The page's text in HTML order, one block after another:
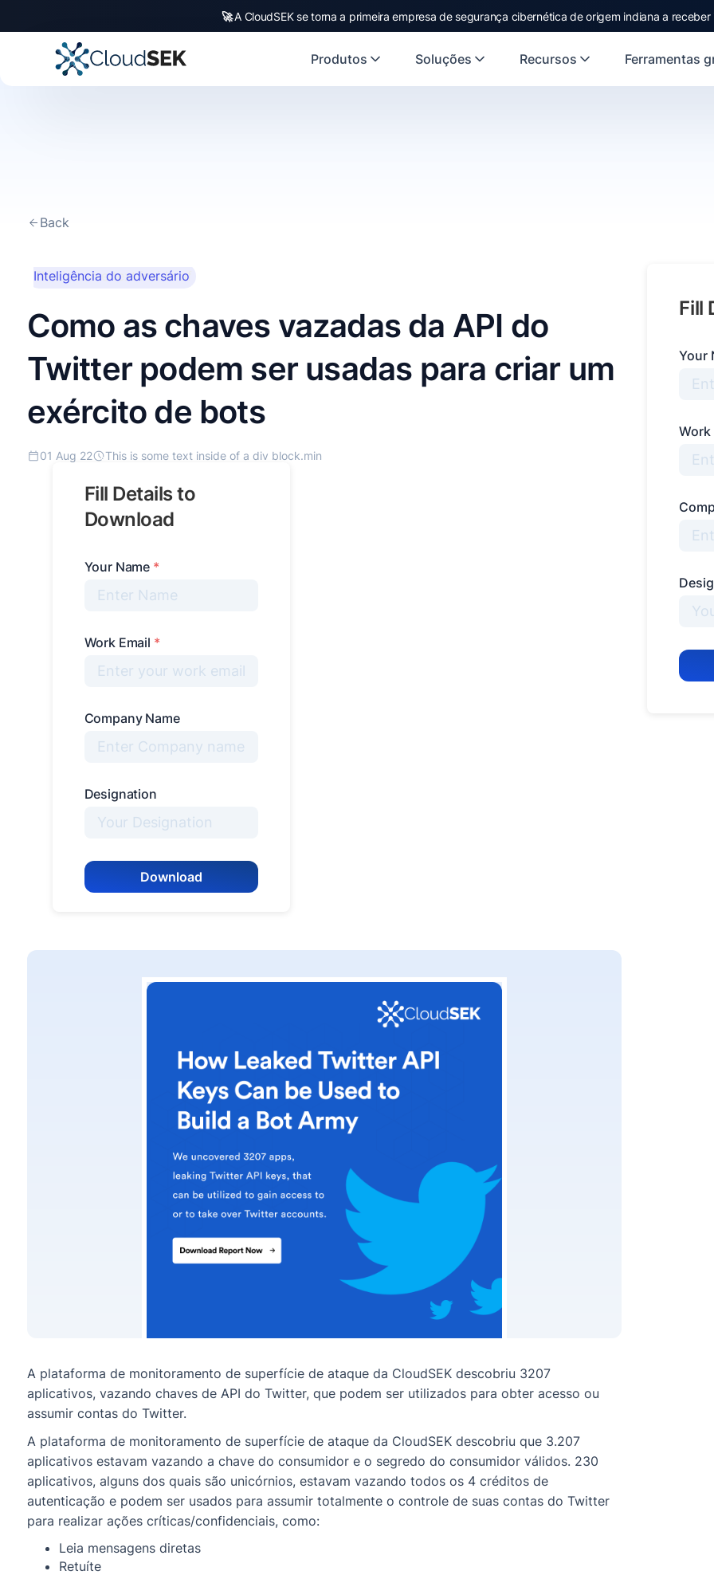
🚀A CloudSEK se torna a primeira empresa de segurança cibernética de origem indiana a
Produtos Soluções Recursos Ferramentas
Back
This is some text inside of
Inteligência do adversário
Como as chaves vazadas da API do
Twitter podem ser usadas para criar um
exército de bots
01 Aug 22 This is some text inside of a div block.min
Fill Details to
Download
Your Name *
Work Email *
Company Name
Designation
A plataforma de monitoramento de superfície de ataque da CloudSEK descobriu 3207
aplicativos, vazando chaves de API do Twitter, que podem ser utilizados para obter acesso ou
assumir contas do Twitter.
A plataforma de monitoramento de superfície de ataque da CloudSEK descobriu que 3.207
aplicativos estavam vazando a chave do consumidor e o segredo do consumidor válidos. 230
aplicativos, alguns dos quais são unicórnios, estavam vazando todos os 4 créditos de
autenticação e podem ser usados para assumir totalmente o controle de suas contas do Twitter
para realizar ações críticas/confidenciais, como:
Leia mensagens diretas
Retuíte
Fill
Your